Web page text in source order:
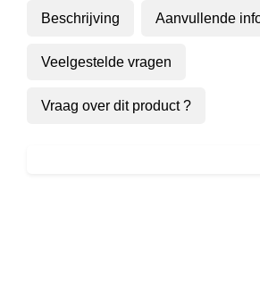
Beschrijving Aanvullende
Veelgestelde vragen
Vraag over dit product ?